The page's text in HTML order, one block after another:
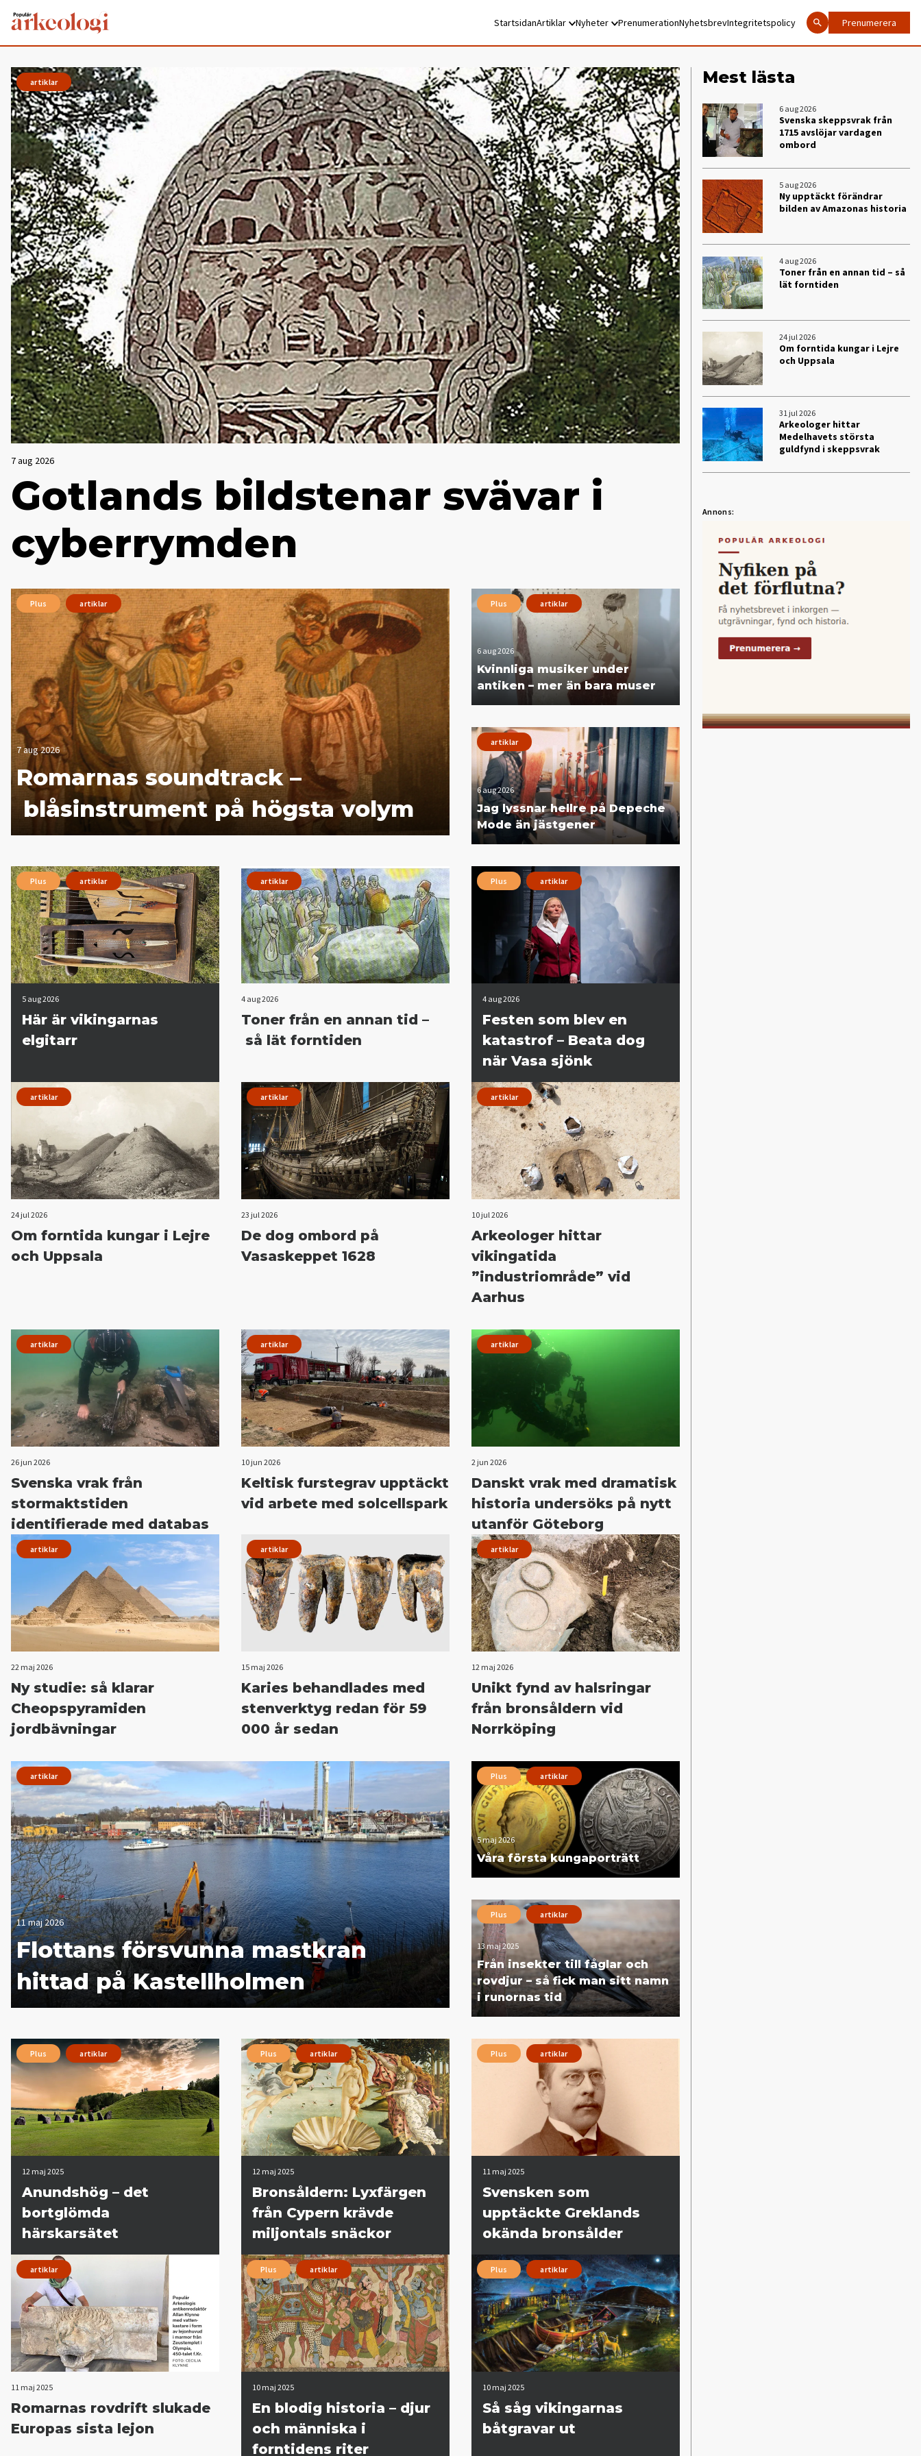
StartsidanArtiklar Nyheter PrenumerationNyhetsbrevIntegritetspolicy Prenumerera
artiklar
7 aug 2026
Gotlands bildstenar svävar i
cyberrymden
Plus artiklar
7 aug 2026
Romarnas soundtrack –
blåsinstrument på högsta volym
Plus artiklar
6 aug 2026
Kvinnliga musiker under
antiken – mer än bara muser
artiklar
6 aug 2026
Jag lyssnar hellre på Depeche
Mode än jästgener
Plus artiklar
5 aug 2026
Här är vikingarnas
elgitarr
artiklar
4 aug 2026
Toner från en annan tid –
så lät forntiden
Plus artiklar
4 aug 2026
Festen som blev en
katastrof – Beata dog
när Vasa sjönk
artiklar
24 jul 2026
Om forntida kungar i Lejre
och Uppsala
artiklar
23 jul 2026
De dog ombord på
Vasaskeppet 1628
artiklar
10 jul 2026
Arkeologer hittar
vikingatida
”industriområde” vid
Aarhus
artiklar
26 jun 2026
Svenska vrak från
stormaktstiden
identifierade med databas
artiklar
10 jun 2026
Keltisk furstegrav upptäckt
vid arbete med solcellspark
artiklar
2 jun 2026
Danskt vrak med dramatisk
historia undersöks på nytt
utanför Göteborg
artiklar
22 maj 2026
Ny studie: så klarar
Cheopspyramiden
jordbävningar
artiklar
15 maj 2026
Karies behandlades med
stenverktyg redan för 59
000 år sedan
artiklar
12 maj 2026
Unikt fynd av halsringar
från bronsåldern vid
Norrköping
artiklar
11 maj 2026
Flottans försvunna mastkran
hittad på Kastellholmen
Plus artiklar
5 maj 2026
Våra första kungaporträtt
Plus artiklar
13 maj 2025
Från insekter till fåglar och
rovdjur – så fick man sitt namn
i runornas tid
Plus artiklar
12 maj 2025
Anundshög – det
bortglömda
härskarsätet
Plus artiklar
12 maj 2025
Bronsåldern: Lyxfärgen
från Cypern krävde
miljontals snäckor
Plus artiklar
11 maj 2025
Svensken som
upptäckte Greklands
okända bronsålder
artiklar
11 maj 2025
Romarnas rovdrift slukade
Europas sista lejon
Plus artiklar
10 maj 2025
En blodig historia – djur
och människa i
forntidens riter
Plus artiklar
10 maj 2025
Så såg vikingarnas
båtgravar ut
Mest lästa
6 aug 2026
Svenska skeppsvrak från
1715 avslöjar vardagen
ombord
5 aug 2026
Ny upptäckt förändrar
bilden av Amazonas historia
4 aug 2026
Toner från en annan tid – så
lät forntiden
24 jul 2026
Om forntida kungar i Lejre
och Uppsala
31 jul 2026
Arkeologer hittar
Medelhavets största
guldfynd i skeppsvrak
Annons: